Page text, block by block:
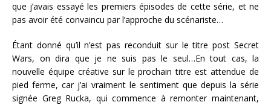
que j’avais essayé les premiers épisodes de cette série, et ne
pas avoir été convaincu par l’approche du scénariste…
Étant donné qu’il n’est pas reconduit sur le titre post Secret
Wars, on dira que je ne suis pas le seul…En tout cas, la
nouvelle équipe créative sur le prochain titre est attendue de
pied ferme, car j’ai vraiment le sentiment que depuis la série
signée Greg Rucka, qui commence à remonter maintenant,